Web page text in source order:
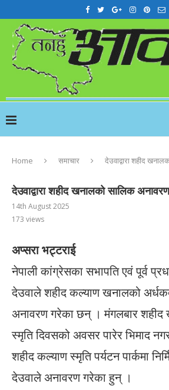
Home समाचार देउवाद्वारा शहीद
देउवाद्वारा शहीद खनालको सालिक अनावरण
14th August 2025
173 views
अप्सरा भट्टराई
नेपाली कांग्रेसका सभापति एवं पूर्व
देउवाले शहीद कल्याण खनालको
अनावरण गरेका छन् । मंगलबार
स्मृति दिवसको अवसर पारेर भिमाद
शहीद कल्याण स्मृति पर्यटन पार्कमा
देउवाले अनावरण गरेका हुन् ।